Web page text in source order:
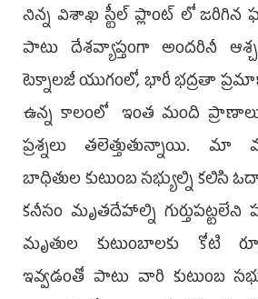
నిన్న విశాఖ స్టీల్ ప్లాంట్ లో జరిగిన
పాటు దేశవ్యాప్తంగా అందరినీ
టెక్నాలజీ యుగంలో, భారీ భద్రతా
ఉన్న కాలంలో ఇంత మంది
ప్రశ్నలు తలెత్తుతున్నాయి. మా
బాధితుల కుటుంబ సభ్యుల్ని కలిసి
కనీసం మృతదేహాల్ని గుర్తుపట్టలేని
మృతుల కుటుంబాలకు కోటి
ఇవ్వడంతో పాటు వారి కుటుంబ